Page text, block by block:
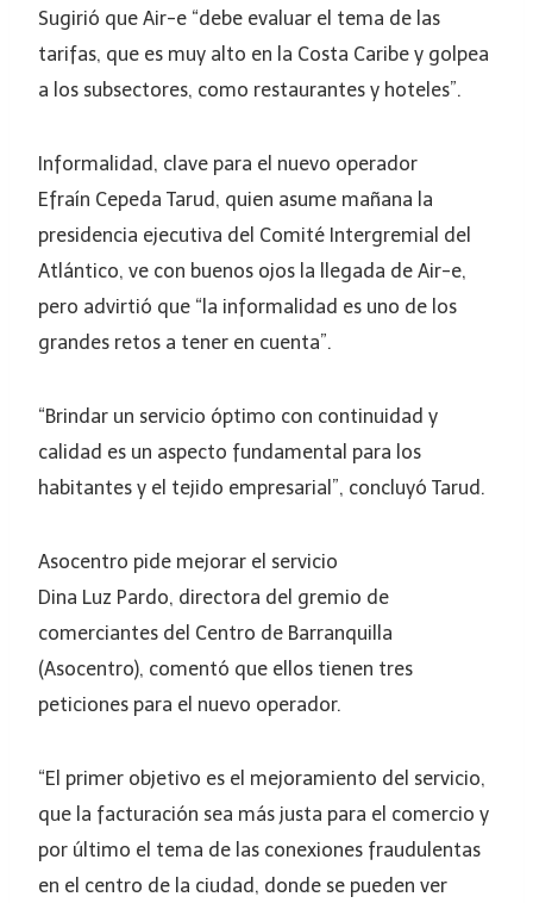
Sugirió que Air-e “debe evaluar el tema de las
tarifas, que es muy alto en la Costa Caribe y golpea
a los subsectores, como restaurantes y hoteles”.
Informalidad, clave para el nuevo operador
Efraín Cepeda Tarud, quien asume mañana la
presidencia ejecutiva del Comité Intergremial del
Atlántico, ve con buenos ojos la llegada de Air-e,
pero advirtió que “la informalidad es uno de los
grandes retos a tener en cuenta”.
“Brindar un servicio óptimo con continuidad y
calidad es un aspecto fundamental para los
habitantes y el tejido empresarial”, concluyó Tarud.
Asocentro pide mejorar el servicio
Dina Luz Pardo, directora del gremio de
comerciantes del Centro de Barranquilla
(Asocentro), comentó que ellos tienen tres
peticiones para el nuevo operador.
“El primer objetivo es el mejoramiento del servicio,
que la facturación sea más justa para el comercio y
por último el tema de las conexiones fraudulentas
en el centro de la ciudad, donde se pueden ver